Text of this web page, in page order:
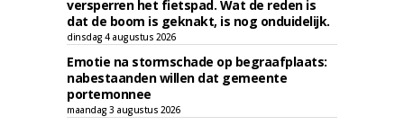
versperren het fietspad. Wat de reden is
dat de boom is geknakt, is nog onduidelijk.
dinsdag 4 augustus 2026
Emotie na stormschade op begraafplaats:
nabestaanden willen dat gemeente
portemonnee
maandag 3 augustus 2026